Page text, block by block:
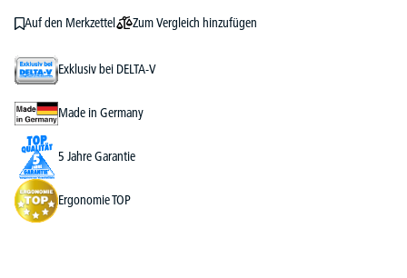
Auf den Merkzettel Zum Vergleich hinzufügen
Exklusiv bei DELTA-V
Made in Germany
5 Jahre Garantie
Ergonomie TOP